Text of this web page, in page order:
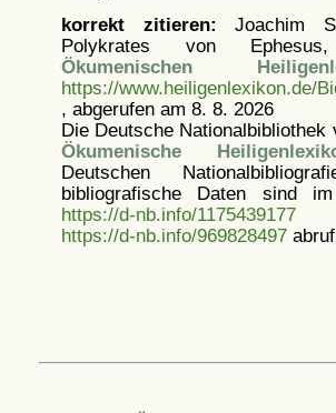
korrekt zitieren: Joachim
Polykrates von
Ökumenischen
https://www.heiligenlexikon.de/
, abgerufen am 8. 8. 2026
Die Deutsche Nationalbibliothek
Ökumenische
Deutschen
bibliografische Daten sind
https://d-nb.info/1175439177
https://d-nb.info/969828497